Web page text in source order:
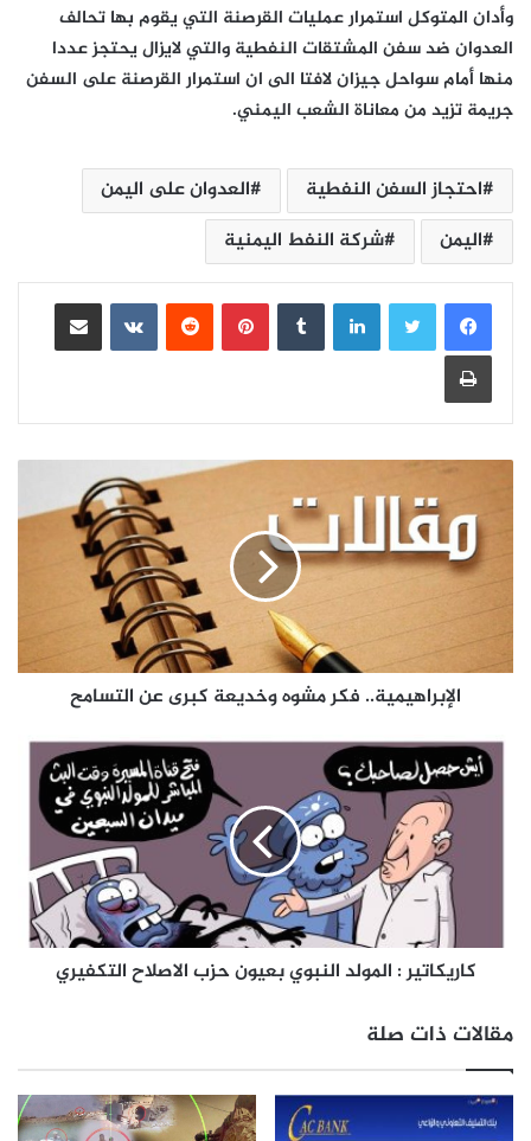
وأدان المتوكل استمرار عمليات القرصنة التي يقوم بها تحالف
العدوان ضد سفن المشتقات النفطية والتي لايزال يحتجز عددا
منها أمام سواحل جيزان لافتا الى ان استمرار القرصنة على السفن
جريمة تزيد من معاناة الشعب اليمني.
احتجاز السفن النفطية
العدوان على اليمن
اليمن
شركة النفط اليمنية
لينكدإن بينتيريست
مشاركة عبر البريد
طباعة
الإبراهيمية.. فكر مشوه وخديعة كبرى عن التسامح
كاريكاتير : المولد النبوي بعيون حزب الاصلاح التكفيري
مقالات ذات صلة